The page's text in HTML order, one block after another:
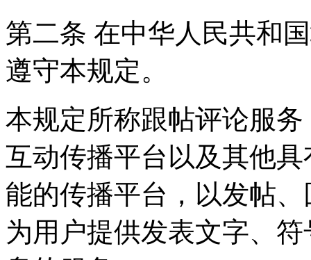
第二条 在中华人民共和
遵守本规定。
本规定所称跟帖评论服
互动传播平台以及其他
能的传播平台，以发帖
为用户提供发表文字、